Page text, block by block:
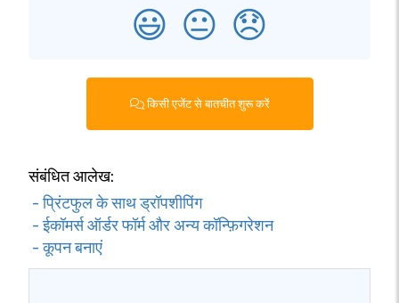
😃 😐 😞
किसी एजेंट से बातचीत शुरू करें
संबंधित आलेख:
- प्रिंटफुल के साथ ड्रॉपशीपिंग
- ईकॉमर्स ऑर्डर फॉर्म और अन्य कॉन्फ़िगरेशन
- कूपन बनाएं